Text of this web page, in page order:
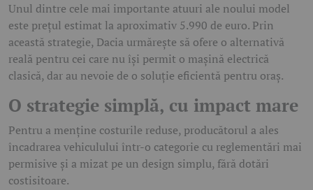
Unul dintre cele mai importante atuuri ale noului model
este prețul estimat la aproximativ 5.990 de euro. Prin
această strategie, Dacia urmărește să ofere o alternativă
reală pentru cei care nu își permit o mașină electrică
clasică, dar au nevoie de o soluție eficientă pentru oraș.
O strategie simplă, cu impact mare
Pentru a menține costurile reduse, producătorul a ales
încadrarea vehiculului într-o categorie cu reglementări mai
permisive și a mizat pe un design simplu, fără dotări
costisitoare.